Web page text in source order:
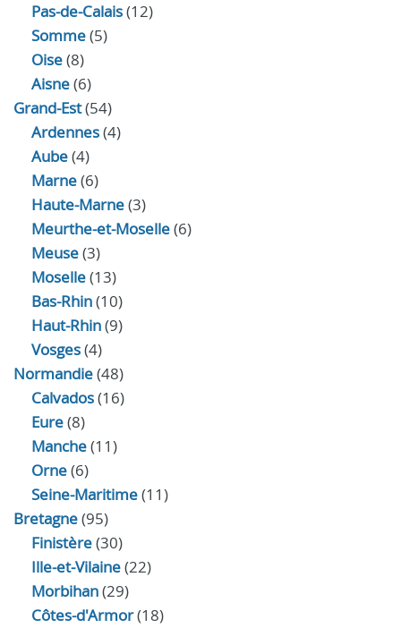
Pas-de-Calais(12)
Somme(5)
Oise(8)
Aisne(6)
Grand-Est(54)
Ardennes(4)
Aube(4)
Marne(6)
Haute-Marne(3)
Meurthe-et-Moselle(6)
Meuse(3)
Moselle(13)
Bas-Rhin(10)
Haut-Rhin(9)
Vosges(4)
Normandie(48)
Calvados(16)
Eure(8)
Manche(11)
Orne(6)
Seine-Maritime(11)
Bretagne(95)
Finistère(30)
Ille-et-Vilaine(22)
Morbihan(29)
Côtes-d'Armor(18)